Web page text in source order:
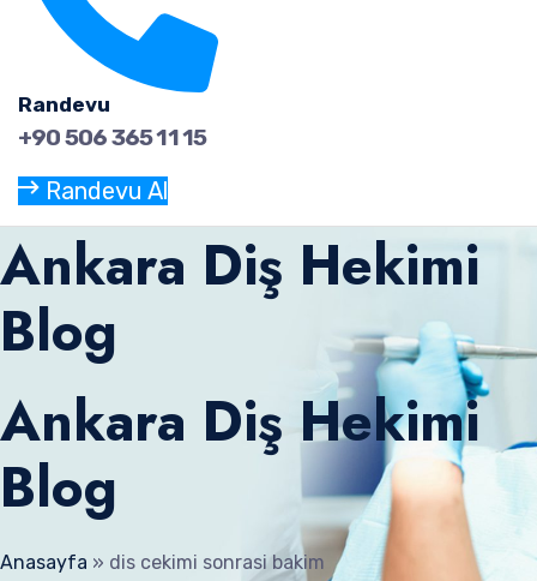
Randevu
+90 506 365 11 15
Randevu Al
Ankara Diş Hekimi
Blog
Ankara Diş Hekimi
Blog
Anasayfa » dis cekimi sonrasi bakim